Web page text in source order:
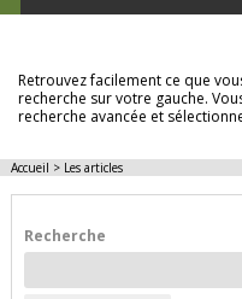
Retrouvez facilement ce que
recherche sur votre gauche.
recherche avancée et
Accueil > Les articles
Recherche